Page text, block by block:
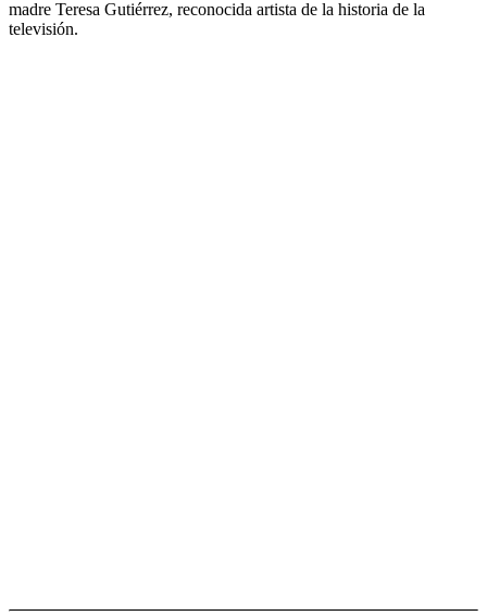
madre Teresa Gutiérrez, reconocida artista de la historia de la
televisión.